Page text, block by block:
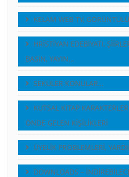
KELAM WEB TV,
HRİSTİYAN EDEBİYATI,
BASIN, YAYIN…
SEKÜLER KONULAR…
KUTSAL KITAP
ÖNDE GELEN KİŞİLİKLERİ
ÜYELİK PROBLEMLERİ,
DOWNLOADS –